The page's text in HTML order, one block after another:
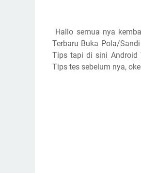
Hallo semua nya
Terbaru Buka Pola/
Tips tapi di sini Android
Tips tes sebelum nya,